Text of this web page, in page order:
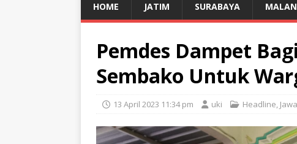
HOME JATIM SURABAYA
Pemdes Dampet
Sembako Untuk
13 April 2023 11:34 pm uki Headline,